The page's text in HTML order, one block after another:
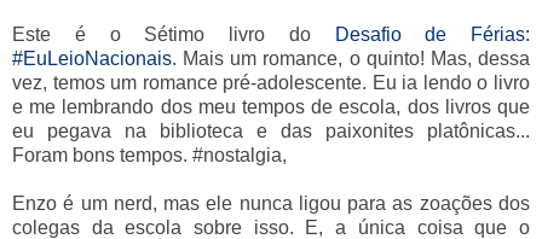
Este é o Sétimo livro do
Desafio de Férias:
#EuLeioNacionais. Mais um romance, o quinto! Mas, dessa
vez, temos um romance pré-adolescente. Eu ia lendo o livro
e me lembrando dos meu tempos de escola, dos livros que
eu pegava na biblioteca e das paixonites platônicas...
Foram bons tempos. #nostalgia,
Enzo é um nerd, mas ele nunca ligou para as zoações dos
colegas da escola sobre isso. E, a única coisa que o